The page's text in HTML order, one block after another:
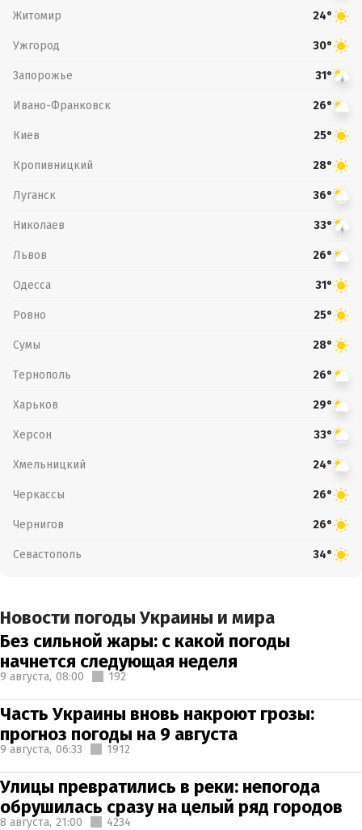
Житомир 24°
Ужгород 30°
Запорожье 31°
Ивано-Франковск 26°
Киев 25°
Кропивницкий 28°
Луганск 36°
Николаев 33°
Львов 26°
Одесса 31°
Ровно 25°
Сумы 28°
Тернополь 26°
Харьков 29°
Херсон 33°
Хмельницкий 24°
Черкассы 26°
Чернигов 26°
Севастополь 34°
Новости погоды Украины и мира
Без сильной жары: с какой погоды
начнется следующая неделя
9 августа, 08:00 192
Часть Украины вновь накроют грозы:
прогноз погоды на 9 августа
9 августа, 06:33 1912
Улицы превратились в реки: непогода
обрушилась сразу на целый ряд городов
8 августа, 21:00 4234